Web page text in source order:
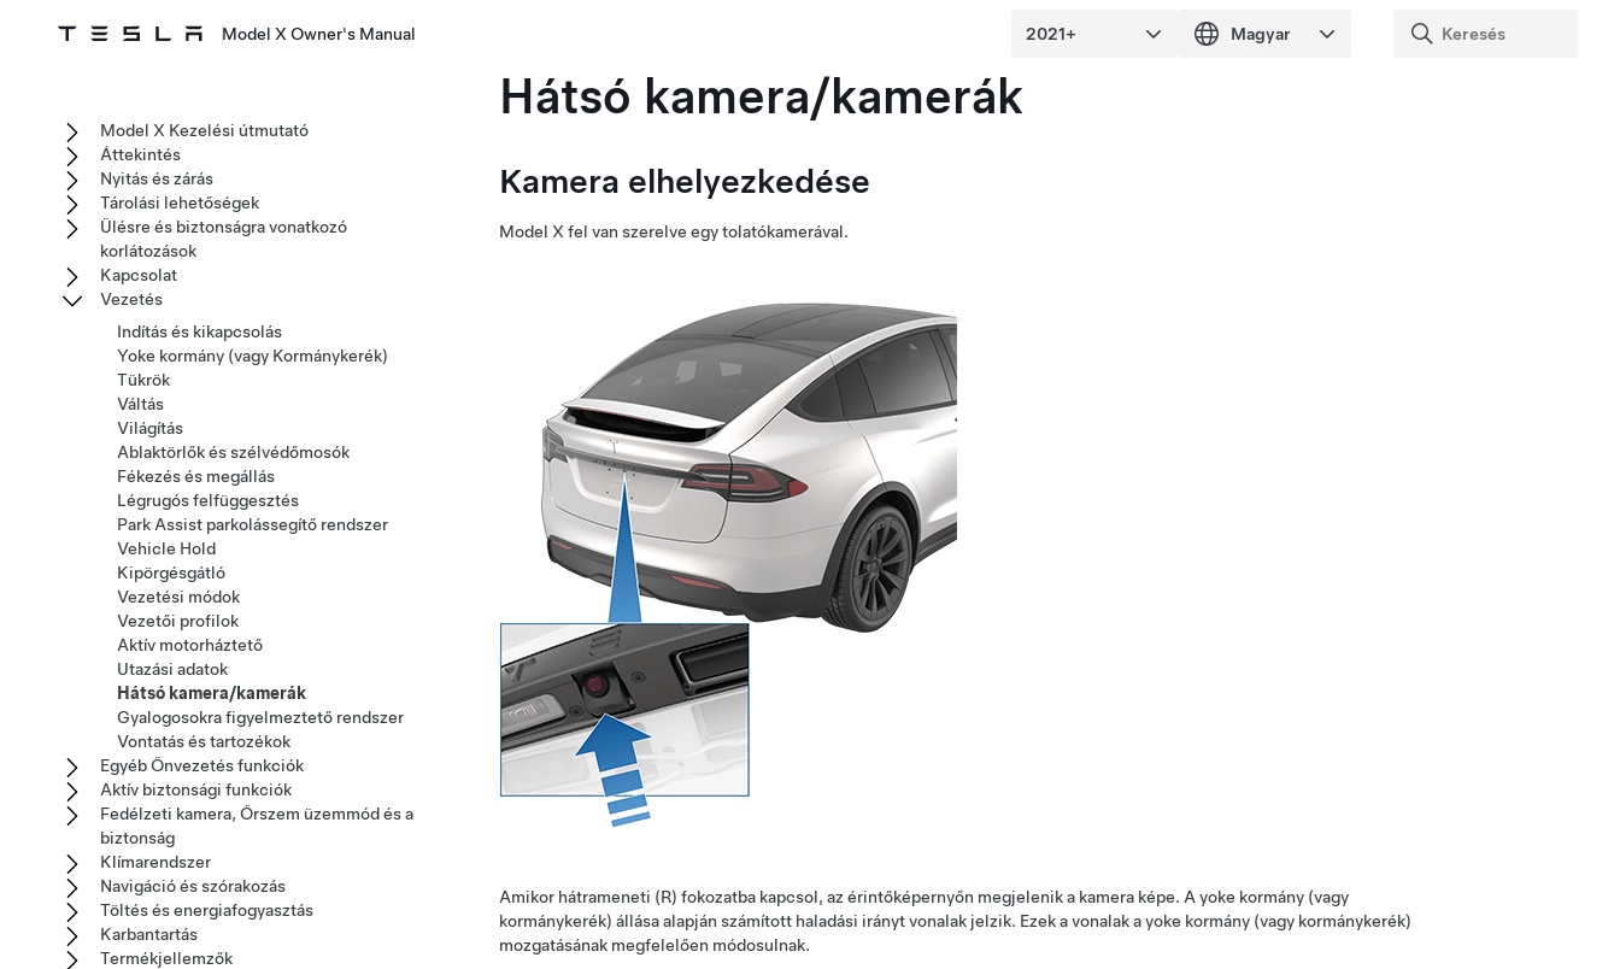
Model X Owner's Manual
Hátsó kamera/kamerák
Kamera elhelyezkedése
Model X fel van szerelve egy tolatókamerával.
Amikor hátrameneti (R) fokozatba kapcsol, az érintőképernyőn megjelenik a kamera képe. A yoke kormány (vagy
kormánykerék) állása alapján számított haladási irányt vonalak jelzik. Ezek a vonalak ayoke kormány (vagy kormánykerék)
mozgatásának megfelelően módosulnak.
Model X Kezelési útmutató
Áttekintés
Nyitás és zárás
Tárolási lehetőségek
Ülésre és biztonságra vonatkozó
korlátozások
Kapcsolat
Vezetés
Indítás és kikapcsolás
Yoke kormány (vagy Kormánykerék)
Tükrök
Váltás
Világítás
Ablaktörlők és szélvédőmosók
Fékezés és megállás
Légrugós felfüggesztés
Park Assist parkolássegítő rendszer
Vehicle Hold
Kipörgésgátló
Vezetési módok
Vezetői profilok
Aktív motorháztető
Utazási adatok
Hátsó kamera/kamerák
Gyalogosokra figyelmeztető rendszer
Vontatás és tartozékok
Egyéb Önvezetés funkciók
Aktív biztonsági funkciók
Fedélzeti kamera, Őrszem üzemmód és a
biztonság
Klímarendszer
Navigáció és szórakozás
Töltés és energiafogyasztás
Karbantartás
Termékjellemzők